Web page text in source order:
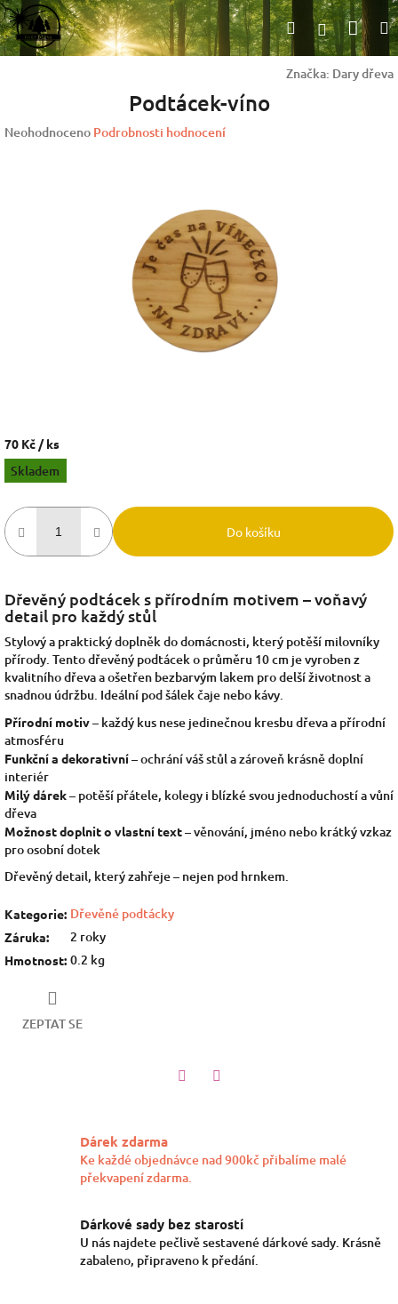
Přejít
na
obsah
HledatPřihlášení
Značka: Dary dřeva
Podtácek-víno
Průměrné
Neohodnoceno Podrobnosti hodnocení
70 Kč / ks
Měrná
cena:
Skladem
Do košíku
Dřevěný podtácek s přírodním motivem – voňavý
detail pro každý stůl
Stylový a praktický doplněk do domácnosti, který potěší milovníky
přírody. Tento dřevěný podtácek o průměru 10 cm je vyroben z
kvalitního dřeva a ošetřen bezbarvým lakem pro delší životnost a
snadnou údržbu. Ideální pod šálek čaje nebo kávy.
Přírodní motiv– každý kus nese jedinečnou kresbu dřeva a přírodní
atmosféru
Funkční a dekorativní– ochrání váš stůl a zároveň krásně doplní
interiér
Milý dárek– potěší přátele, kolegy i blízké svou jednoduchostí a vůní
dřeva
Možnost doplnit o vlastní text– věnování, jméno nebo krátký vzkaz
pro osobní dotek
Dřevěný detail, který zahřeje – nejen pod hrnkem.
Kategorie: Dřevěné podtácky
Záruka: 2 roky
Hmotnost: 0.2 kg
ZEPTAT SE
Dárek zdarma
Ke každé objednávce nad 900kč přibalíme malé
překvapení zdarma.
Dárkové sady bez starostí
U nás najdete pečlivě sestavené dárkové sady. Krásně
zabaleno, připraveno k předání.